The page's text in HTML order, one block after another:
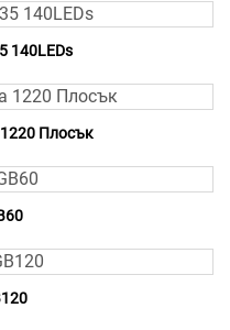
140LEDs
Плосък